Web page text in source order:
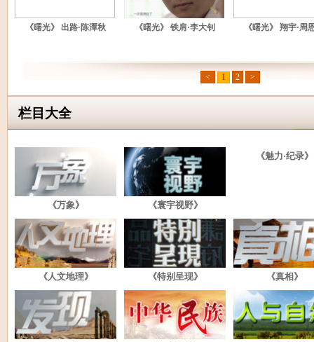
《曙光》 出路·陈潭秋 《曙光》 铁肩·李大钊 《曙光》 翔宇·周
< 1 2 >
栏目大全
《万象》 《寰宇视野》
《魅力·纪录》
《人文地理》 《特别呈现》 《真相》